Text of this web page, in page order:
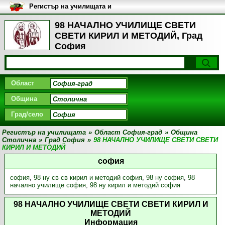
98 НАЧАЛНО УЧИЛИЩЕ СВЕТИ
СВЕТИ КИРИЛ И МЕТОДИЙ, Град
София
Регистър на училищата и
университетите в България
Област
Община
Град/село
Регистър на училищата » Област София-град » Община
Столична » Град София » 98 НАЧАЛНО УЧИЛИЩЕ СВЕТИ СВЕТИ
КИРИЛ И МЕТОДИЙ
софия
софия, 98 ну св св кирил и методий софия, 98 ну софия, 98
начално училище софия, 98 ну кирил и методий софия
98 НАЧАЛНО УЧИЛИЩЕ СВЕТИ СВЕТИ КИРИЛ И
МЕТОДИЙ
Информация